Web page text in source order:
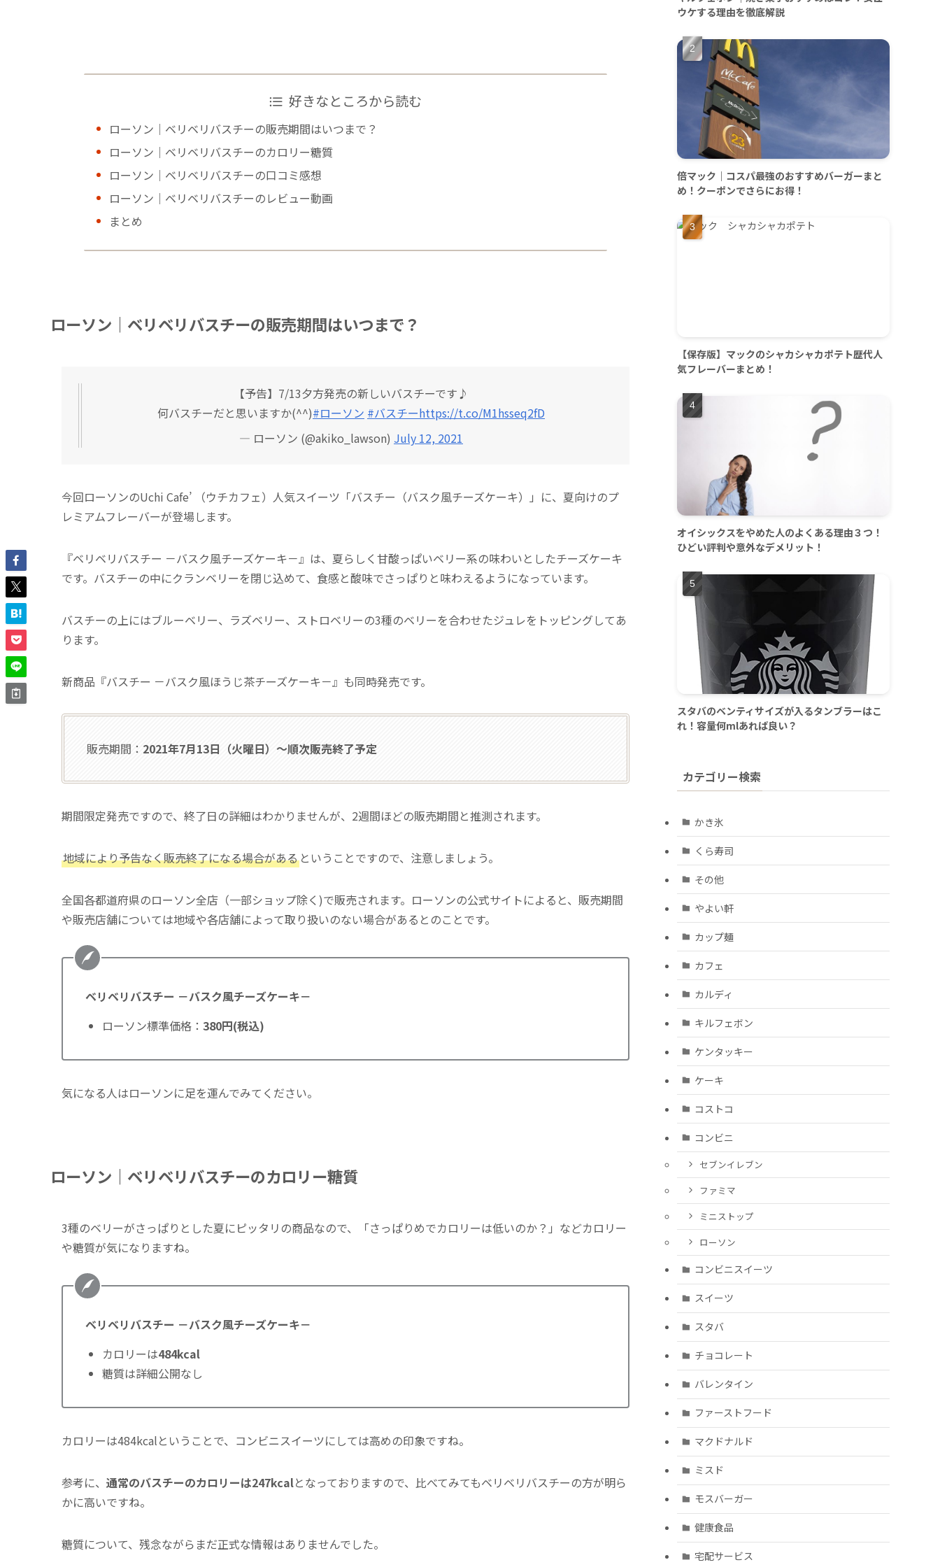
好きなところから読む
ローソン｜ベリベリバスチーの販売期間はいつまで？
ローソン｜ベリベリバスチーのカロリー糖質
ローソン｜ベリベリバスチーの口コミ感想
ローソン｜ベリベリバスチーのレビュー動画
まとめ
ローソン｜ベリベリバスチーの販売期間はいつまで？
【予告】7/13夕方発売の新しいバスチーです♪
何バスチーだと思いますか(^^)#ローソン #バスチーhttps://t.co/M1hsseq2fD
— ローソン (@akiko_lawson) July 12, 2021
今回ローソンのUchi Cafe’ （ウチカフェ）人気スイーツ「バスチー（バスク風チーズケーキ）」に、夏向けのプ
レミアムフレーバーが登場します。
『ベリベリバスチー －バスク風チーズケーキ－』は、夏らしく甘酸っぱいベリー系の味わいとしたチーズケーキ
です。バスチーの中にクランベリーを閉じ込めて、食感と酸味でさっぱりと味わえるようになっています。
バスチーの上にはブルーベリー、ラズベリー、ストロベリーの3種のベリーを合わせたジュレをトッピングしてあ
ります。
新商品『バスチー －バスク風ほうじ茶チーズケーキ－』も同時発売です。
販売期間： 2021年7月13日（火曜日）〜順次販売終了予定
期間限定発売ですので、終了日の詳細はわかりませんが、2週間ほどの販売期間と推測されます。
地域により予告なく販売終了になる場合がある ということですので、注意しましょう。
全国各都道府県のローソン全店（一部ショップ除く)で販売されます。ローソンの公式サイトによると、販売期間
や販売店舗については地域や各店舗によって取り扱いのない場合があるとのことです。
ベリベリバスチー －バスク風チーズケーキ－
ローソン標準価格： 380円(税込)
気になる人はローソンに足を運んでみてください。
ローソン｜ベリベリバスチーのカロリー糖質
3種のベリーがさっぱりとした夏にピッタリの商品なので、「さっぱりめでカロリーは低いのか？」などカロリー
や糖質が気になりますね。
ベリベリバスチー －バスク風チーズケーキ－
カロリーは484kcal
糖質は詳細公開なし
カロリーは484kcalということで、コンビニスイーツにしては高めの印象ですね。
参考に、 通常のバスチーのカロリーは247kcalとなっておりますので、比べてみてもベリベリバスチーの方が明ら
かに高いですね。
糖質について、残念ながらまだ正式な情報はありませんでした。
ウケする理由を徹底解説
倍マック｜コスパ最強のおすすめバーガーまと
め！クーポンでさらにお得！
【保存版】マックのシャカシャカポテト歴代人
気フレーバーまとめ！
オイシックスをやめた人のよくある理由３つ！
ひどい評判や意外なデメリット！
スタバのベンティサイズが入るタンブラーはこ
れ！容量何mlあれば良い？
カテゴリー検索
かき氷
くら寿司
その他
やよい軒
カップ麺
カフェ
カルディ
キルフェボン
ケンタッキー
ケーキ
コストコ
コンビニ
セブンイレブン
ファミマ
ミニストップ
ローソン
コンビニスイーツ
スイーツ
スタバ
チョコレート
バレンタイン
ファーストフード
マクドナルド
ミスド
モスバーガー
健康食品
宅配サービス